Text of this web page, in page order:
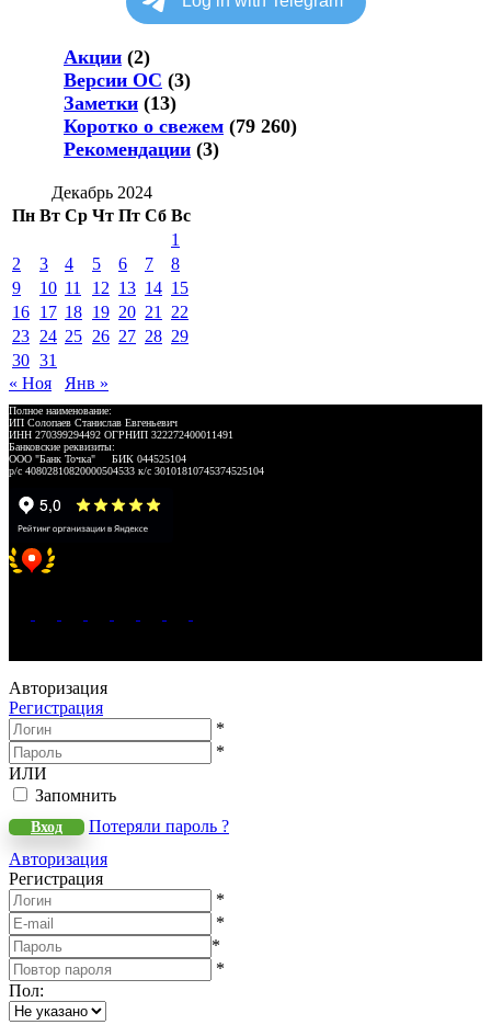
Акции (2)
Версии ОС (3)
Заметки (13)
Коротко о свежем (79 260)
Рекомендации (3)
Декабрь 2024
Пн Вт Ср Чт Пт Сб Вс
1
2
3 4 5 6 7
8
9
10 11 12 13 14 15
16 17 18 19 20 21
22
23 24 25 26 27 28 29
30 31
« Ноя
Янв »
Полное наименование:
ИП Солопаев Станислав Евгеньевич
ИНН 270399294492 ОГРНИП 322272400011491
Банковские реквизиты:
ООО "Банк Точка" БИК 044525104
р/с 40802810820000504533 к/с 30101810745374525104
Авторизация
Регистрация
*
*
ИЛИ
Запомнить
Вход
Потеряли пароль ?
Авторизация
Регистрация
*
*
*
*
Пол: